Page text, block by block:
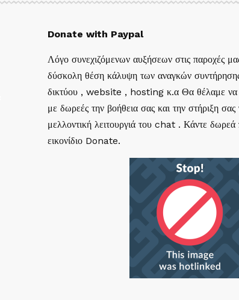
Donate with Paypal
Λόγο συνεχιζόμενων αυξήσεων στις παροχές
δύσκολη θέση κάλυψη των αναγκών συντήρησης
δικτύου , website , hosting κ.α Θα θέλαμε να
με δωρεές την βοήθεια σας και την στήριξη σας
μελλοντική λειτουργιά του chat . Κάντε
εικονίδιο Donate.